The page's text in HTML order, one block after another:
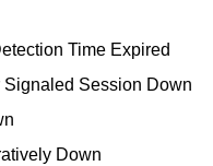
Time Expired
Signaled Session Down
Down